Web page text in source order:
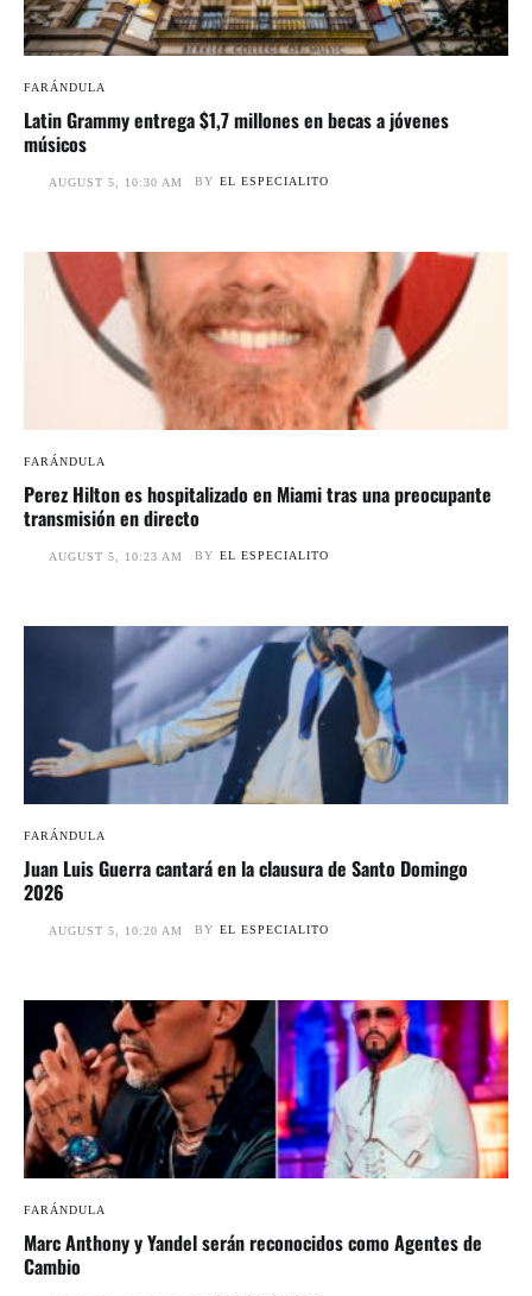
FARÁNDULA
Latin Grammy entrega $1,7 millones en becas a jóvenes
músicos
AUGUST 5, 10:30 AM BY EL ESPECIALITO
FARÁNDULA
Perez Hilton es hospitalizado en Miami tras una preocupante
transmisión en directo
AUGUST 5, 10:23 AM BY EL ESPECIALITO
FARÁNDULA
Juan Luis Guerra cantará en la clausura de Santo Domingo
2026
AUGUST 5, 10:20 AM BY EL ESPECIALITO
FARÁNDULA
Marc Anthony y Yandel serán reconocidos como Agentes de
Cambio